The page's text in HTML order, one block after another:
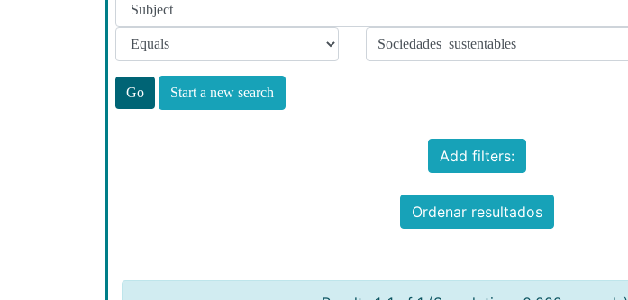
Start a new search
Add filters:
Ordenar resultados